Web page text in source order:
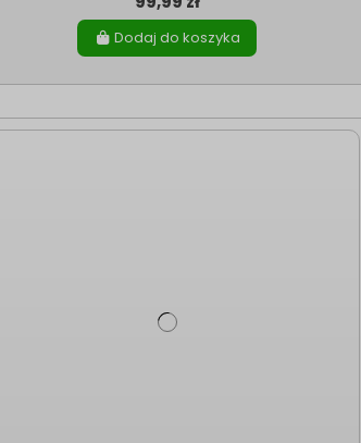
Dodaj do koszyka